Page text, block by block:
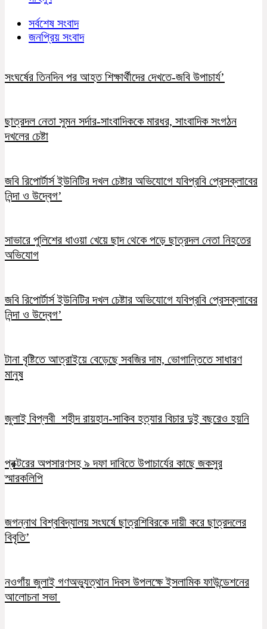
সর্বশেষ সংবাদ
জনপ্রিয় সংবাদ
সংঘর্ষের তিনদিন পর আহত শিক্ষার্থীদের দেখতে-জবি উপাচার্য’
ছাত্রদল নেতা সুমন সর্দার-সাংবাদিককে মারধর, সাংবাদিক সংগঠন
দখলের চেষ্টা
জবি রিপোর্টার্স ইউনিটির দখল চেষ্টার অভিযোগে যবিপ্রবি প্রেসক্লাবের
নিন্দা ও উদ্বেগ’
সাভারে পুলিশের ধাওয়া খেয়ে ছাদ থেকে পড়ে ছাত্রদল নেতা নিহতের
অভিযোগ
জবি রিপোর্টার্স ইউনিটির দখল চেষ্টার অভিযোগে যবিপ্রবি প্রেসক্লাবের
নিন্দা ও উদ্বেগ’
টানা বৃষ্টিতে আত্রাইয়ে বেড়েছে সবজির দাম, ভোগান্তিতে সাধারণ
মানুষ
জুলাই বিপ্লবী শহীদ রায়হান-সাকিব হত্যার বিচার দুই বছরেও হয়নি
প্রক্টরের অপসারণসহ ৯ দফা দাবিতে উপাচার্যের কাছে জকসুর
স্মারকলিপি
জগন্নাথ বিশ্ববিদ্যালয় সংঘর্ষে ছাত্রশিবিরকে দায়ী করে ছাত্রদলের
বিবৃতি’
নওগাঁয় জুলাই গণঅভ্যুত্থান দিবস উপলক্ষে ইসলামিক ফাউন্ডেশনের
আলোচনা সভা